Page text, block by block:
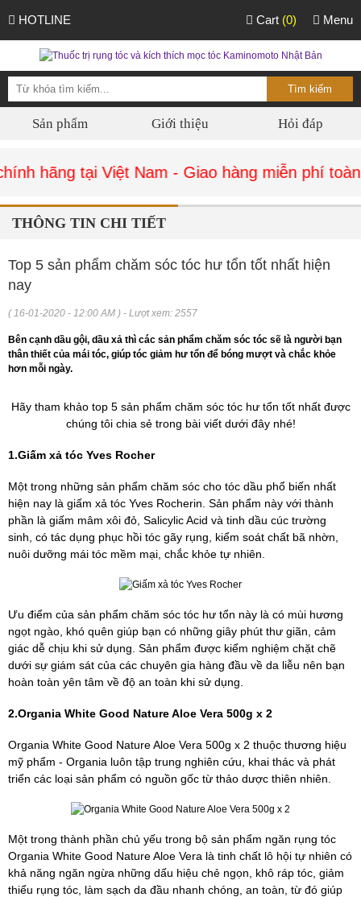
HOTLINE Menu
Cart (0)
Sản phẩm Giới thiệu Hỏi đáp
hãng tại Việt Nam - Giao hàng miễn phí toàn
THÔNG TIN CHI TIẾT
Top 5 sản phẩm chăm sóc tóc hư tổn tốt nhất hiện
nay
( 16-01-2020 - 12:00 AM ) - Lượt xem: 2557
Bên cạnh dầu gội, dầu xả thì các sản phẩm chăm sóc tóc sẽ là người bạn
thân thiết của mái tóc, giúp tóc giảm hư tổn để bóng mượt và chắc khỏe
hơn mỗi ngày.
Hãy tham khảo top 5 sản phẩm chăm sóc tóc hư tổn tốt nhất được
chúng tôi chia sẻ trong bài viết dưới đây nhé!
1.Giấm xả tóc Yves Rocher
Một trong những sản phẩm chăm sóc cho tóc dầu phổ biến nhất
hiện nay là giấm xả tóc Yves Rocherin. Sản phẩm này với thành
phần là giấm mâm xôi đỏ, Salicylic Acid và tinh dầu cúc trường
sinh, có tác dụng phục hồi tóc gãy rụng, kiểm soát chất bã nhờn,
nuôi dưỡng mái tóc mềm mại, chắc khỏe tự nhiên.
Ưu điểm của sản phẩm chăm sóc tóc hư tổn này là có mùi hương
ngọt ngào, khó quên giúp bạn có những giây phút thư giãn, cảm
giác dễ chịu khi sử dụng. Sản phẩm được kiểm nghiệm chặt chẽ
dưới sự giám sát của các chuyên gia hàng đầu về da liễu nên bạn
hoàn toàn yên tâm về độ an toàn khi sử dụng.
2.Organia White Good Nature Aloe Vera 500g x 2
Organia White Good Nature Aloe Vera 500g x 2 thuộc thương hiệu
mỹ phẩm - Organia luôn tập trung nghiên cứu, khai thác và phát
triển các loại sản phẩm có nguồn gốc từ thảo dược thiên nhiên.
Một trong thành phần chủ yếu trong bộ sản phẩm ngăn rụng tóc
Organia White Good Nature Aloe Vera là tinh chất lô hội tự nhiên có
khả năng ngăn ngừa những dấu hiệu chẻ ngọn, khô ráp tóc, giảm
thiểu rụng tóc, làm sạch da đầu nhanh chóng, an toàn, từ đó giúp